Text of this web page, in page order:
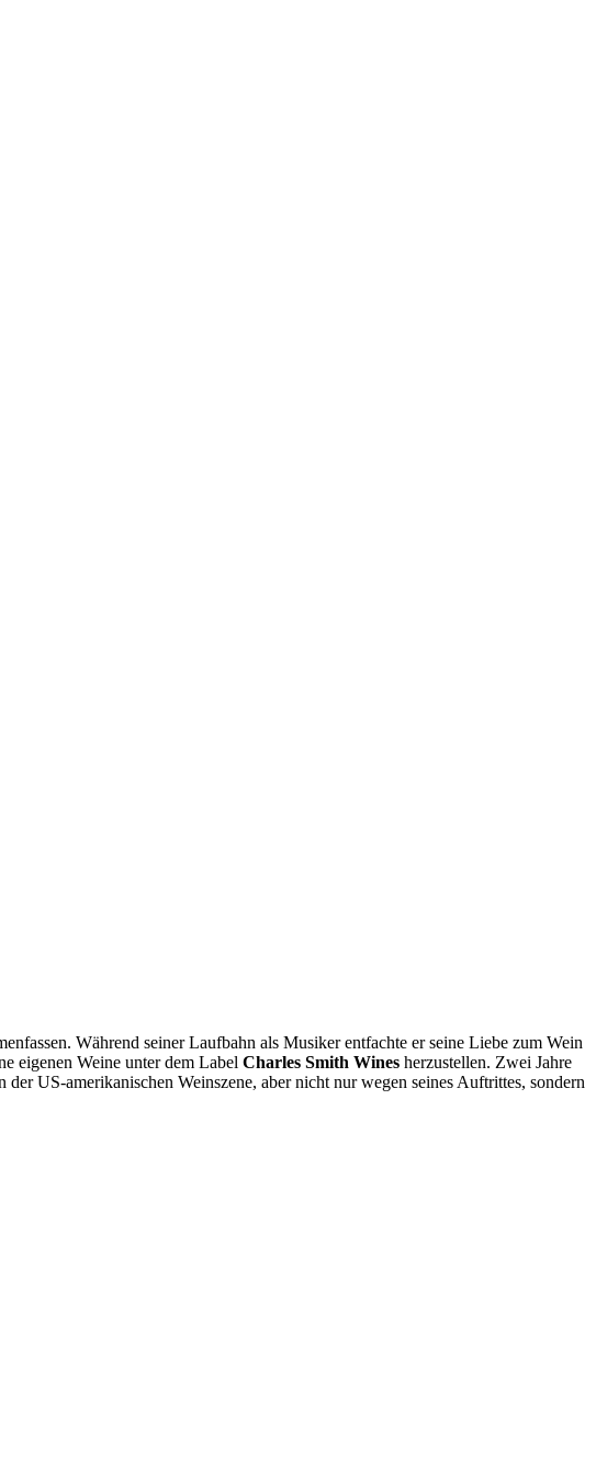
Während seiner Laufbahn als Musiker entfachte er seine Liebe zum Wein
eigenen Weine unter dem Label Charles Smith Wines herzustellen. Zwei Jahre
US-amerikanischen Weinszene, aber nicht nur wegen seines Auftrittes, sondern